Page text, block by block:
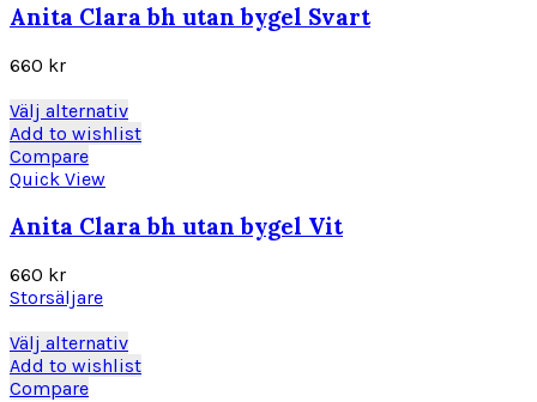
varianter.
kan
väljas
på
Anita Clara bh utan bygel Svart
660 kr
Välj alternativDen
här
varianter.
väljas
på
produktsidan
Add to wishlist
Compare
Quick View
Anita Clara bh utan bygel Vit
660 kr
Storsäljare
Välj alternativDen
här
Add to wishlist
Compare